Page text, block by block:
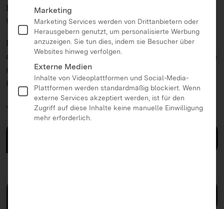
Einzelprojekte, die die Medienkompetenz in Baden-
Württemberg nachhaltig stärken.
Bewerbungen sind sowohl mit Projekten möglich,
die bereits erfolgreich verwirklicht wurden, als auch
mit noch nicht in die Praxis umgesetzten
Konzepten.
Jetzt bis 4. Oktober 2026bewerben!
Marketing
Marketing Services werden von Drittanbietern oder
Herausgebern genutzt, um personalisierte Werbung
anzuzeigen. Sie tun dies, indem sie Besucher über
Websites hinweg verfolgen.
Externe Medien
Inhalte von Videoplattformen und Social-Media-
Plattformen werden standardmäßig blockiert. Wenn
externe Services akzeptiert werden, ist für den
Zugriff auf diese Inhalte keine manuelle Einwilligung
mehr erforderlich.